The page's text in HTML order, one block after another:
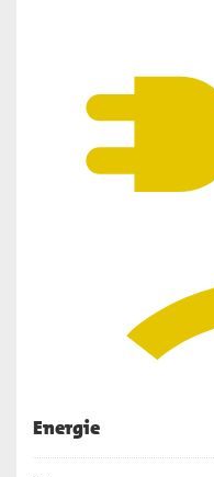
Energie